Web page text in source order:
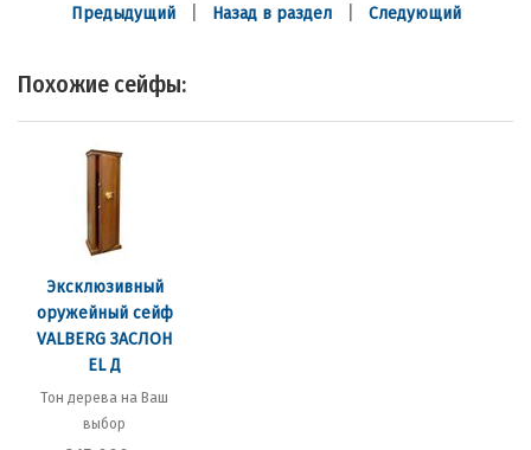
Предыдущий| Назад в раздел| Следующий
Похожие сейфы:
Эксклюзивный
оружейный сейф
VALBERG ЗАСЛОН
EL Д
Тон дерева на Ваш
выбор